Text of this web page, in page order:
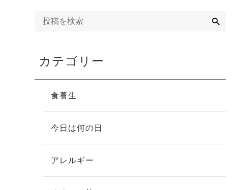
カテゴリー
食養生
今日は何の日
アレルギー